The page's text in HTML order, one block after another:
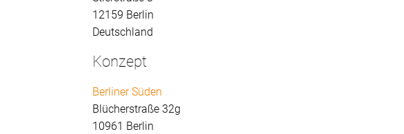
12159 Berlin
Deutschland
Konzept
Berliner Süden
Blücherstraße 32g
10961 Berlin